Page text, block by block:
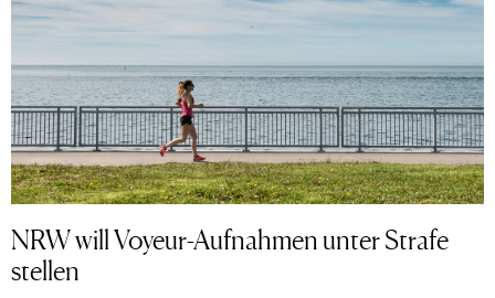
NRW will Voyeur-Aufnahmen unter Strafe
stellen